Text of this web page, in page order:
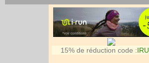
15% de réduction code :